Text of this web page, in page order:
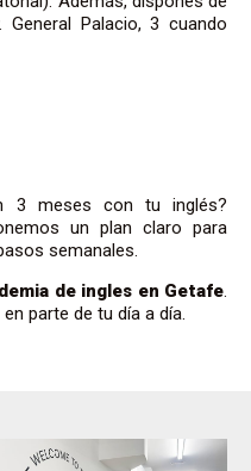
Palacio, 3 cuando
3 meses con tu inglés?
un plan claro para
semanales.
de ingles en Getafe.
parte de tu día a día.